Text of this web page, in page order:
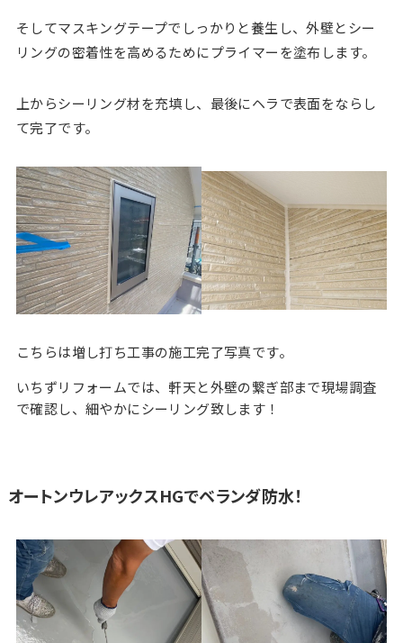
そしてマスキングテープでしっかりと養生し、外壁とシー
リングの密着性を高めるためにプライマーを塗布します。
上からシーリング材を充填し、最後にヘラで表面をならし
て完了です。
こちらは増し打ち工事の施工完了写真です。
いちずリフォームでは、軒天と外壁の繋ぎ部まで現場調査
で確認し、細やかにシーリング致します！
オートンウレアックスHGでベランダ防水！